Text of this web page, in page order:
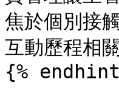
焦於個別接
互動歷程相
{%